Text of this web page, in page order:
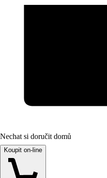
Nechat si doručit domů
Koupit on-line